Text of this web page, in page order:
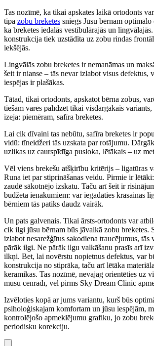
Tas nozīmē, ka tikai apskates laikā ortodonts
tipa zobu breketes sniegs Jūsu bērnam
ka breketes iedalās vestibulārajās un
konstrukcija tiek uzstādīta uz zobu rindas
iekšējās.
Lingvālās zobu breketes ir nemanāmas un
šeit ir nianse – tās nevar izlabot visus defektus,
iespējas ir plašākas.
Tātad, tikai ortodonts, apskatot bērna zobus,
tiešām varēs palīdzēt tikai visdārgākais
izeja: piemēram, safīra breketes.
Lai cik dīvaini tas nebūtu, safīra breketes ir
vidū: tīneidžeri tās uzskata par rotājumu.
uzlikas uz caurspīdīga pusloka, lētākais – uz
Vēl viens brekešu atšķirību kritērijs – ligatūras
Runa iet par stiprināšanas veidu. Pirmie ir
zaudē sākotnējo izskatu. Taču arī šeit ir
budžeta ienākumiem: var iegādāties krāsainas
bērniem tās patiks daudz vairāk.
Un pats galvenais. Tikai ārsts-ortodonts var
cik ilgi jūsu bērnam būs jāvalkā zobu breketes.
izlabot nesarežģītus sakodiena traucējumus, tās
pārāk ilgi. Ne pārāk ilgu valkāšanu prasīs arī
ilkņi. Bet, lai novērstu nopietnus defektus, var
konstrukcija no stiprāka, taču arī lētāka
keramikas. Tas nozīmē, nevajag orientēties uz
mūsu cenrādī, vēl pirms Sky Dream Clinic
Izvēloties kopā ar jums variantu, kurš būs
psiholoģiskajam komfortam un jūsu iespējām,
kontrolējošo apmeklējumu grafiku, jo zobu
periodisku korekciju.